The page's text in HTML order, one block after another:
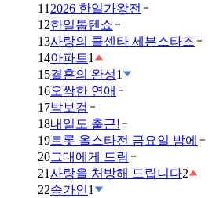
11 2026 한일가왕전
12한일톱텐쇼
13사랑의 콜센타 세븐스타즈
14아파트1
15결혼의 완성1
16오싹한 연애
17박보검
18내일도 출근!
19트롯 올스타전 금요일 밤에
20그대에게 드림
21사랑을 처방해 드립니다2
22송가인1